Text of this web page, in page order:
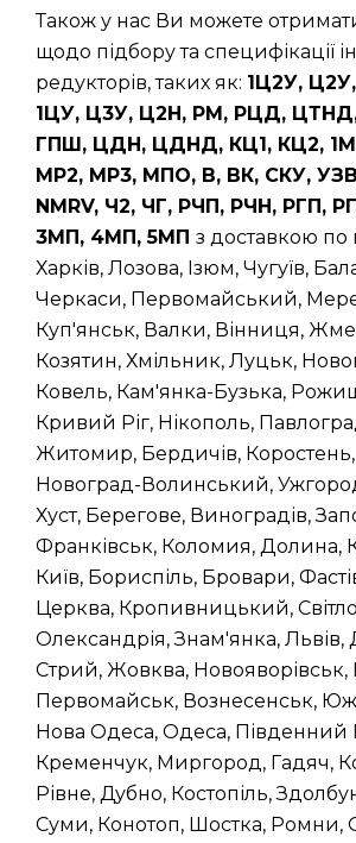
Також у нас Ви можете
щодо підбору та специфікації
редукторів, таких як: 1Ц2У,
1ЦУ, Ц3У, Ц2Н, РМ, РЦД,
ГПШ, ЦДН, ЦДНД, КЦ1, КЦ2,
МР2, МР3, МПО, В, ВК, СКУ,
NMRV, Ч2, ЧГ, РЧП, РЧН, РГП,
3МП, 4МП, 5МП з доставкою по
Харків, Лозова, Ізюм, Чугуїв,
Черкаси, Первомайський,
Куп'янськ, Валки, Вінниця,
Козятин, Хмільник, Луцьк,
Ковель, Кам'янка-Бузька,
Кривий Ріг, Нікополь,
Житомир, Бердичів,
Новоград-Волинський,
Хуст, Берегове, Виноградів,
Франківськ, Коломия, Долина,
Київ, Бориспіль, Бровари,
Церква, Кропивницький,
Олександрія, Знам'янка, Львів,
Стрий, Жовква, Новояворівськ,
Первомайськ, Вознесенськ,
Нова Одеса, Одеса, Південний
Кременчук, Миргород, Гадяч,
Рівне, Дубно, Костопіль,
Суми, Конотоп, Шостка, Ромни,